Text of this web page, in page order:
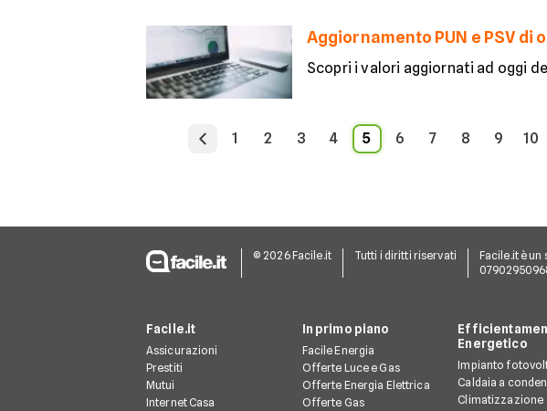
Aggiornamento PUN e PSV di
Scopri i valori aggiornati ad oggi
1 2 3 4 5 6 7 8 9 10
© 2026 Facile.it Tutti i diritti riservati Facile.it è
Facile.it
Assicurazioni
Prestiti
Mutui
Internet Casa
In primo piano
Facile Energia
Offerte Luce e Gas
Offerte Energia Elettrica
Offerte Gas
Energetico
Impianto
Caldaia a
Climatizzazione